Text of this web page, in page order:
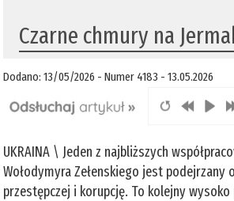
Czarne chmury na
Dodano: 13/05/2026 - Numer 4183 - 13.05.2026
UKRAINA \ Jeden z najbliższych
Wołodymyra Zełenskiego jest podejrzany
przestępczej i korupcję. To kolejny